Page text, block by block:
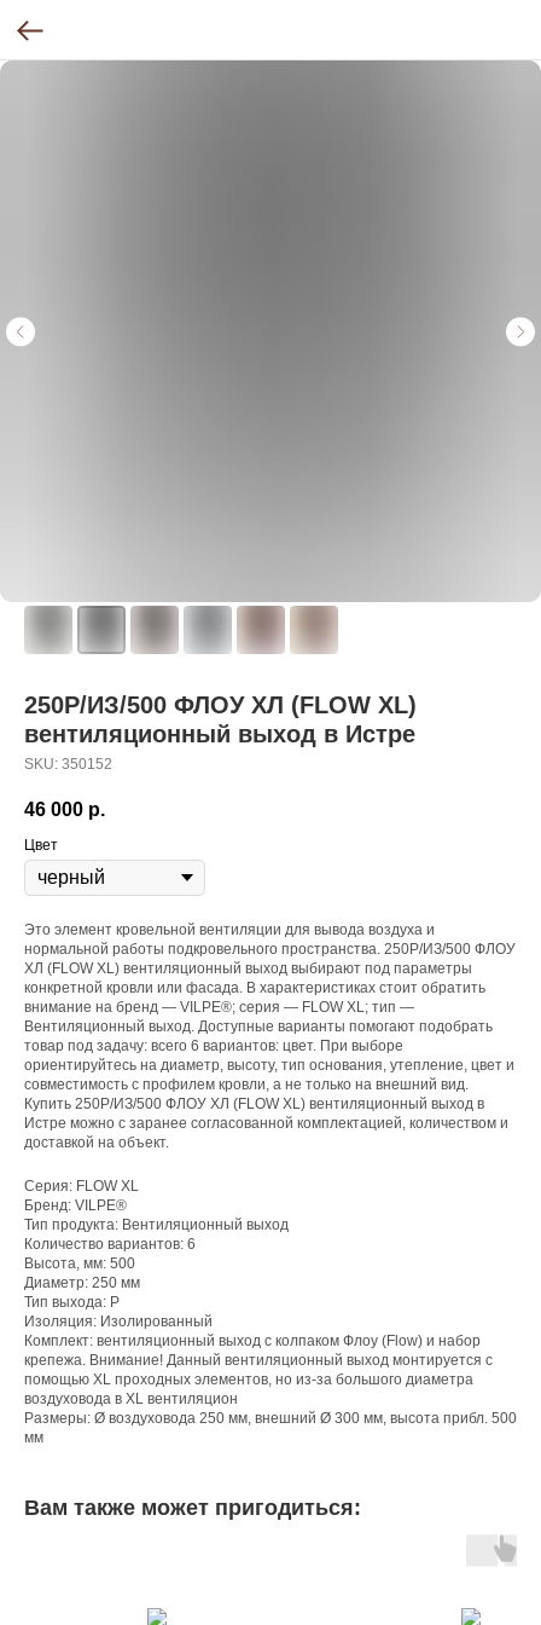
250P/ИЗ/500 ФЛОУ ХЛ (FLOW XL)
вентиляционный выход в Истре
SKU: 350152
46 000 р.
Цвет
Это элемент кровельной вентиляции для вывода воздуха и
нормальной работы подкровельного пространства. 250P/ИЗ/500 ФЛОУ
ХЛ (FLOW XL) вентиляционный выход выбирают под параметры
конкретной кровли или фасада. В характеристиках стоит обратить
внимание на бренд — VILPE®; серия — FLOW XL; тип —
Вентиляционный выход. Доступные варианты помогают подобрать
товар под задачу: всего 6 вариантов: цвет. При выборе
ориентируйтесь на диаметр, высоту, тип основания, утепление, цвет и
совместимость с профилем кровли, а не только на внешний вид.
Купить 250P/ИЗ/500 ФЛОУ ХЛ (FLOW XL) вентиляционный выход в
Истре можно с заранее согласованной комплектацией, количеством и
доставкой на объект.
Серия: FLOW XL
Бренд: VILPE®
Тип продукта: Вентиляционный выход
Количество вариантов: 6
Высота, мм: 500
Диаметр: 250 мм
Тип выхода: P
Изоляция: Изолированный
Комплект: вентиляционный выход с колпаком Флоу (Flow) и набор
крепежа. Внимание! Данный вентиляционный выход монтируется с
помощью XL проходных элементов, но из-за большого диаметра
воздуховода в XL вентиляцион
Размеры: Ø воздуховода 250 мм, внешний Ø 300 мм, высота прибл. 500
мм
Вам также может пригодиться: